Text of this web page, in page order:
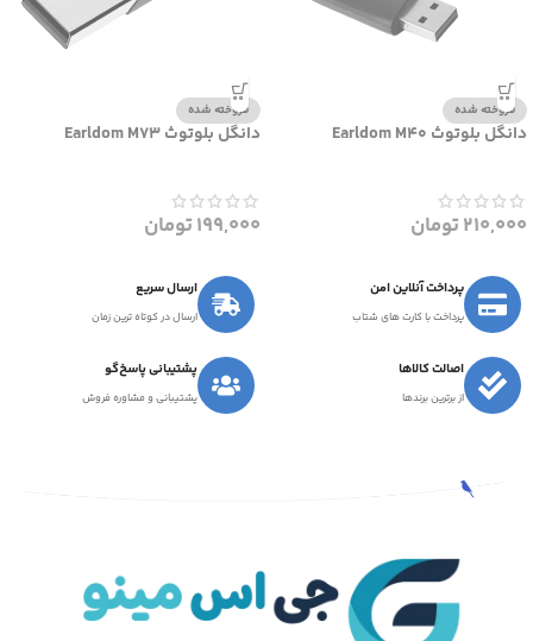
فروخته شده
دانگل بلوتوث Earldom M40
210,000تومان
فروخته شده
دانگل بلوتوث Earldom M73
199,000تومان
پرداخت آنلاین امن
پرداخت با کارت های شتاب
ارسال سریع
ارسال در کوتاه ترین زمان
اصالت کالاها
از برترین برندها
پشتیبانی پاسخ‌گو
پشتیبانی و مشاوره فروش